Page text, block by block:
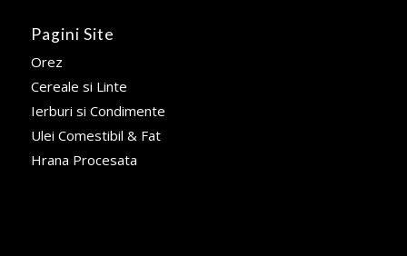
Pagini Site
Orez
Cereale si Linte
Ierburi si Condimente
Ulei Comestibil & Fat
Hrana Procesata